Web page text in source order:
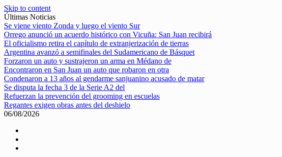
Skip to content
Últimas Noticias
Se viene viento Zonda y luego el viento Sur
Orrego anunció un acuerdo histórico con Vicuña: San Juan recibirá
El oficialismo retira el capítulo de extranjerización de tierras
Argentina avanzó a semifinales del Sudamericano de Básquet
Forzaron un auto y sustrajeron un arma en Médano de
Encontraron en San Juan un auto que robaron en otra
Condenaron a 13 años al gendarme sanjuanino acusado de matar
Se disputa la fecha 3 de la Serie A2 del
Refuerzan la prevención del grooming en escuelas
Regantes exigen obras antes del deshielo
06/08/2026